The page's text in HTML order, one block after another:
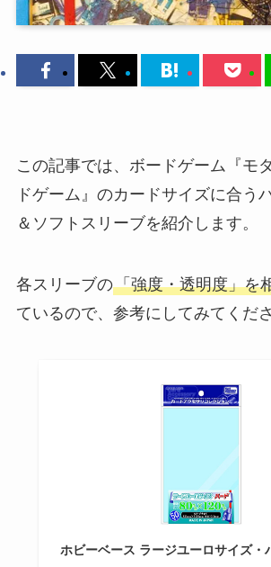
この記事では、ボードゲーム『モ
ドゲーム』のカードサイズに合う
＆ソフトスリーブを紹介します。
各スリーブの「強度・透明度」を
ているので、参考にしてみてくださ
ホビーベース ラージユーロサイズ・